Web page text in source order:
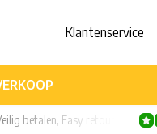
Klantenservice
betalen, Easy retour